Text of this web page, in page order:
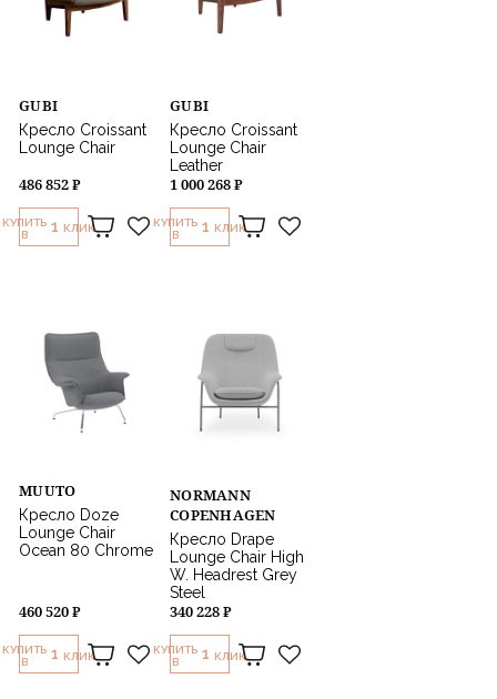
GUBI
Кресло Croissant
Lounge Chair
486 852 ₽
КУПИТЬ
В
1 КЛИК
GUBI
Кресло Croissant
Lounge Chair
Leather
1 000 268 ₽
КУПИТЬ
В
1 КЛИК
MUUTO
Кресло Doze
Lounge Chair
Ocean 80 Chrome
460 520 ₽
КУПИТЬ
В
1 КЛИК
NORMANN
COPENHAGEN
Кресло Drape
Lounge Chair High
W. Headrest Grey
Steel
340 228 ₽
КУПИТЬ
В
1 КЛИК